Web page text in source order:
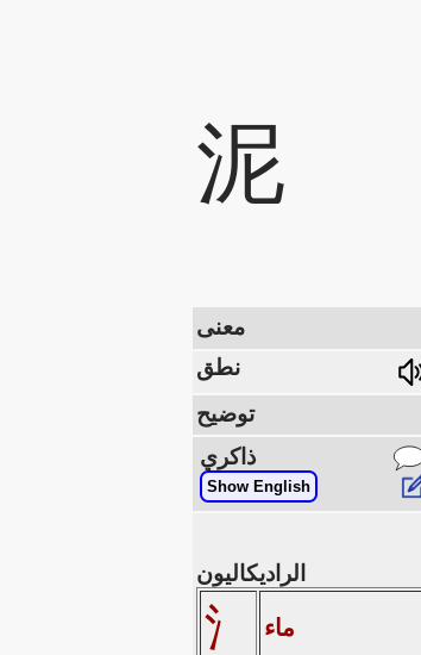
泥
معنى
نطق
توضيح
ذاكري
Show English
الراديكاليون
氵 ماء